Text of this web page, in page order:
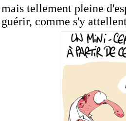
mais tellement pleine
guérir, comme s'y